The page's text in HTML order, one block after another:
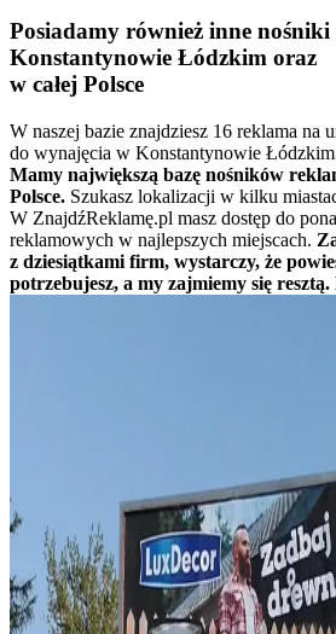
Posiadamy również inne
Konstantynowie Łódzkim oraz
w całej Polsce
W naszej bazie znajdziesz 16 reklama na
do wynajęcia w Konstantynowie
Mamy największą bazę nośników
Polsce. Szukasz lokalizacji w kilku
W ZnajdźReklamę.pl masz dostęp do
reklamowych w najlepszych miejscach.
z dziesiątkami firm, wystarczy, że
potrzebujesz, a my zajmiemy się